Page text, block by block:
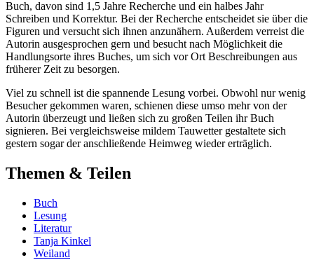
Buch, davon sind 1,5 Jahre Recherche und ein halbes Jahr
Schreiben und Korrektur. Bei der Recherche entscheidet sie über die
Figuren und versucht sich ihnen anzunähern. Außerdem verreist die
Autorin ausgesprochen gern und besucht nach Möglichkeit die
Handlungsorte ihres Buches, um sich vor Ort Beschreibungen aus
früherer Zeit zu besorgen.
Viel zu schnell ist die spannende Lesung vorbei. Obwohl nur wenig
Besucher gekommen waren, schienen diese umso mehr von der
Autorin überzeugt und ließen sich zu großen Teilen ihr Buch
signieren. Bei vergleichsweise mildem Tauwetter gestaltete sich
gestern sogar der anschließende Heimweg wieder erträglich.
Themen & Teilen
Buch
Lesung
Literatur
Tanja Kinkel
Weiland